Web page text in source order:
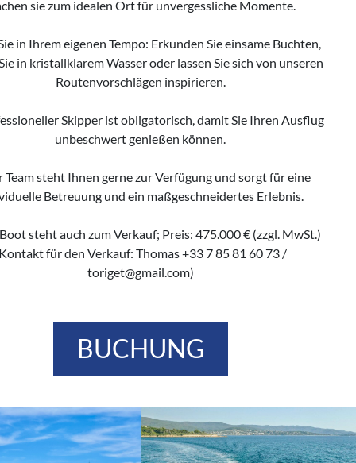
sie zum idealen Ort für unvergessliche Momente.
in Ihrem eigenen Tempo: Erkunden Sie einsame Buchten,
in kristallklarem Wasser oder lassen Sie sich von unseren
Routenvorschlägen inspirieren.
Skipper ist obligatorisch, damit Sie Ihren Ausflug
unbeschwert genießen können.
Team steht Ihnen gerne zur Verfügung und sorgt für eine
Betreuung und ein maßgeschneidertes Erlebnis.
steht auch zum Verkauf; Preis: 475.000 € (zzgl. MwSt.)
für den Verkauf: Thomas +33 7 85 81 60 73 /
toriget@gmail.com)
BUCHUNG